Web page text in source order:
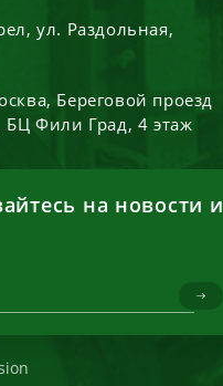
,ул. Раздольная,
, Береговой проезд
БЦ Фили Град, 4 этаж
на новости и